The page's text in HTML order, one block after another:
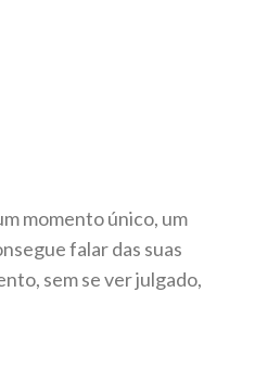
momento único, um
falar das suas
sem se ver julgado,